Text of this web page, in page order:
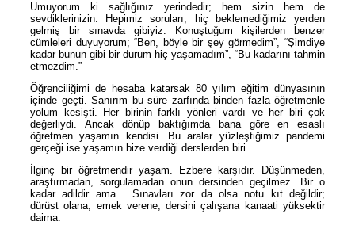
Umuyorum ki sağlığınız yerindedir; hem sizin hem de
sevdiklerinizin. Hepimiz soruları, hiç beklemediğimiz yerden
gelmiş bir sınavda gibiyiz. Konuştuğum kişilerden benzer
cümleleri duyuyorum; “Ben, böyle bir şey görmedim”, “Şimdiye
kadar bunun gibi bir durum hiç yaşamadım”, “Bu kadarını tahmin
etmezdim.”
Öğrenciliğimi de hesaba katarsak 80 yılım eğitim dünyasının
içinde geçti. Sanırım bu süre zarfında binden fazla öğretmenle
yolum kesişti. Her birinin farklı yönleri vardı ve her biri çok
değerliydi. Ancak dönüp baktığımda bana göre en esaslı
öğretmen yaşamın kendisi. Bu aralar yüzleştiğimiz pandemi
gerçeği ise yaşamın bize verdiği derslerden biri.
İlginç bir öğretmendir yaşam. Ezbere karşıdır. Düşünmeden,
araştırmadan, sorgulamadan onun dersinden geçilmez. Bir o
kadar adildir ama… Sınavları zor da olsa notu kıt değildir;
dürüst olana, emek verene, dersini çalışana kanaati yüksektir
daima.